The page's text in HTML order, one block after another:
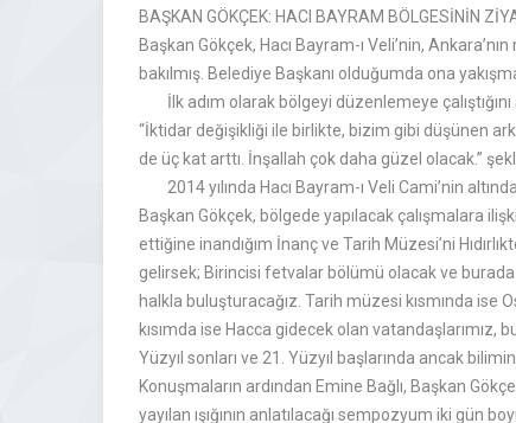
BAŞKAN GÖKÇEK: HACI BAYRAM BÖLGESİNİN
Başkan Gökçek, Hacı Bayram-ı Veli’nin,
bakılmış. Belediye Başkanı olduğumda ona
İlk adım olarak bölgeyi düzenlemeye çalıştığını
“İktidar değişikliği ile birlikte, bizim gibi düşünen
de üç kat arttı. İnşallah çok daha güzel olacak.”
2014 yılında Hacı Bayram-ı Veli Cami’nin
Başkan Gökçek, bölgede yapılacak çalışmalara
ettiğine inandığım İnanç ve Tarih Müzesi’ni
gelirsek; Birincisi fetvalar bölümü olacak ve burada
halkla buluşturacağız. Tarih müzesi kısmında ise
kısımda ise Hacca gidecek olan vatandaşlarımız,
Yüzyıl sonları ve 21. Yüzyıl başlarında ancak
Konuşmaların ardından Emine Bağlı, Başkan
yayılan ışığının anlatılacağı sempozyum iki gün